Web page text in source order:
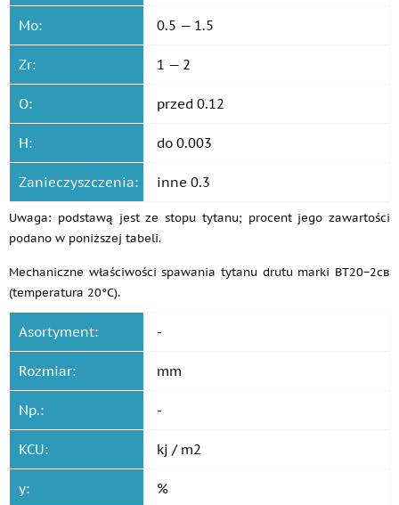
Mo: 0.5 — 1.5
Zr: 1 — 2
O: przed 0.12
H: do 0.003
Zanieczyszczenia: inne 0.3
Uwaga: podstawą jest ze stopu tytanu; procent jego zawartości
podano w poniższej tabeli.
Mechaniczne właściwości spawania tytanu drutu marki ВТ20−2св
(temperatura 20°C).
Asortyment: -
Rozmiar: mm
Np.: -
KCU: kj / m2
y: %